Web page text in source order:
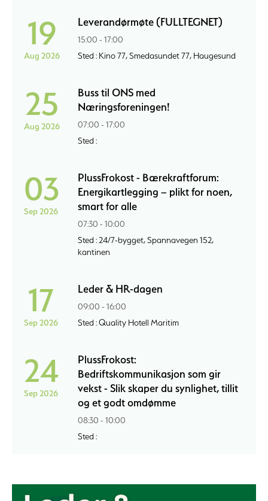
19
Aug 2026
Leverandørmøte (FULLTEGNET)
15:00 - 17:00
Sted : Kino 77, Smedasundet 77, Haugesund
25
Aug 2026
Buss til ONS med
Næringsforeningen!
07:00 - 17:00
Sted :
03
Sep 2026
PlussFrokost - Bærekraftforum:
Energikartlegging – plikt for noen,
smart for alle
07:30 - 10:00
Sted : 24/7-bygget, Spannavegen 152,
kantinen
17
Sep 2026
Leder & HR-dagen
09:00 - 16:00
Sted : Quality Hotell Maritim
24
Sep 2026
PlussFrokost:
Bedriftskommunikasjon som gir
vekst - Slik skaper du synlighet, tillit
og et godt omdømme
08:30 - 10:00
Sted :